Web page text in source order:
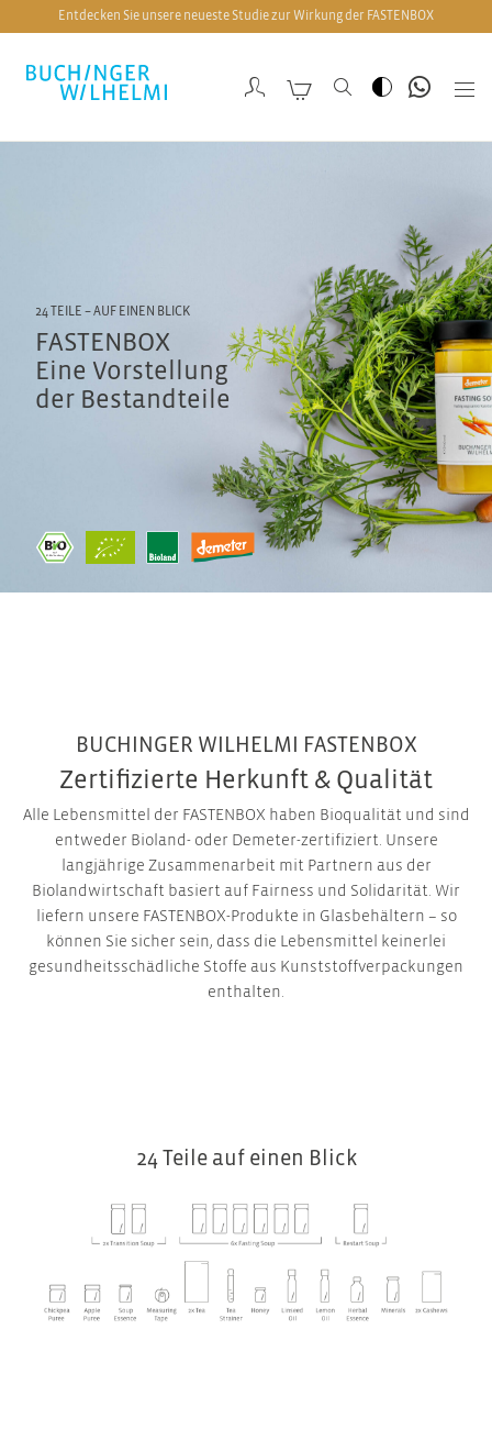
Entdecken Sie unsere neueste Studie zur Wirkung der FASTENBOX
24 TEILE – AUF EINEN BLICK
FASTENBOX
Eine Vorstellung
der Bestandteile
BUCHINGER WILHELMI FASTENBOX
Zertifizierte Herkunft & Qualität
Alle Lebensmittel der FASTENBOX haben Bioqualität und sind
entweder Bioland- oder Demeter-zertifiziert. Unsere
langjährige Zusammenarbeit mit Partnern aus der
Biolandwirtschaft basiert auf Fairness und Solidarität. Wir
liefern unsere FASTENBOX-Produkte in Glasbehältern – so
können Sie sicher sein, dass die Lebensmittel keinerlei
gesundheitsschädliche Stoffe aus Kunststoffverpackungen
enthalten.
24 Teile auf einen Blick